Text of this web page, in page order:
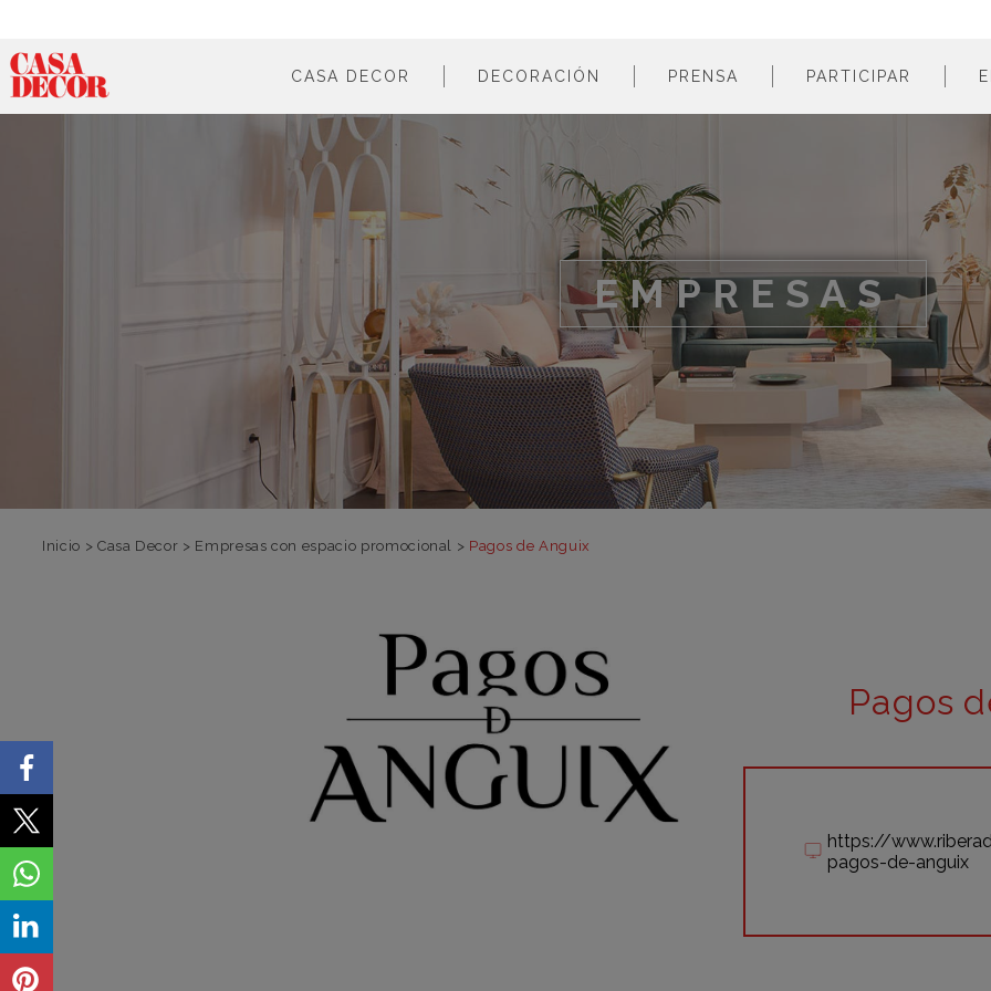
CASA DECOR
¿qué es?
en cifras
cómo participar
en los medios
DECORACIÓN
colores
estilos
materiales
PRENSA PARTICIPAR
EMPRESAS
Inicio > Casa Decor > Empresas con espacio promocional > Pagos de Anguix
Pagos
https://
pagos-de-anguix